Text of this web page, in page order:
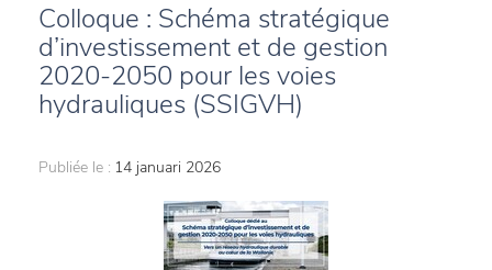
Colloque : Schéma stratégique
d’investissement et de gestion
2020-2050 pour les voies
hydrauliques (SSIGVH)
Publiée le : 14 januari 2026